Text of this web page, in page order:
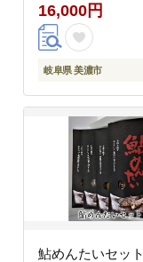
16,000円
岐阜県 美濃市
鮎めんたいセット